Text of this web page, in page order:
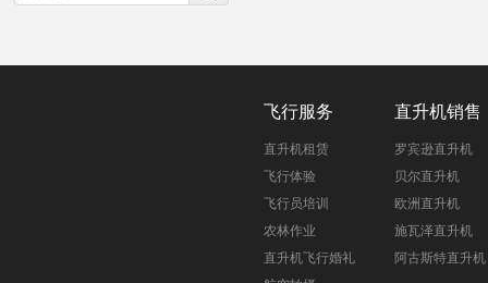
飞行服务
直升机租赁
飞行体验
飞行员培训
农林作业
直升机飞行婚礼
直升机销售
罗宾逊直升机
贝尔直升机
欧洲直升机
施瓦泽直升机
阿古斯特直升机